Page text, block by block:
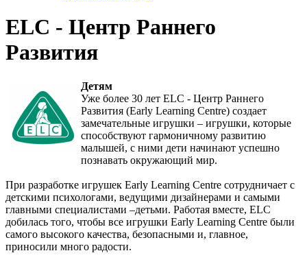
ELC - Центр Раннего
Развития
Детям
Уже более 30 лет ELC - Центр Раннего
Развития (Early Learning Centre) создает
замечательные игрушки – игрушки, которые
способствуют гармоничному развитию
малышей, с ними дети начинают успешно
познавать окружающий мир.
При разработке игрушек Early Learning Centre сотрудничает с
детскими психологами, ведущими дизайнерами и самыми
главными специалистами –детьми. Работая вместе, ELC
добилась того, чтобы все игрушки Early Learning Centre были
самого высокого качества, безопасными и, главное,
приносили много радости.